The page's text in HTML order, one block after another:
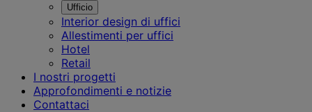
Ufficio
Interior design di uffici
Allestimenti per uffici
Hotel
Retail
I nostri progetti
Approfondimenti e notizie
Contattaci